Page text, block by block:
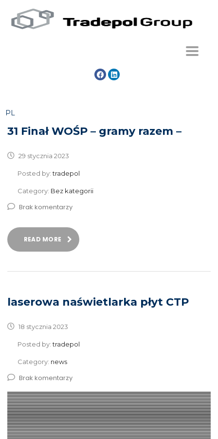
PL
31 Finał WOŚP – gramy razem –
29 stycznia 2023
Posted by:tradepol
Category: Bez kategorii
Brak komentarzy
READ MORE
laserowa naświetlarka płyt CTP
18 stycznia 2023
Posted by:tradepol
Category: news
Brak komentarzy